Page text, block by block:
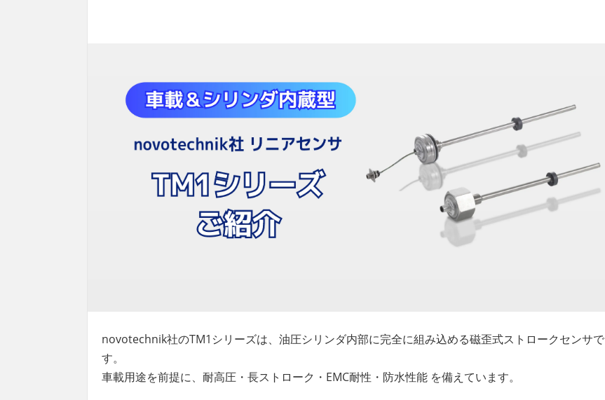
novotechnik社のTM1シリーズは、油圧シリンダ内部に完全に組み込める磁歪式ストロークセンサで
す。
車載用途を前提に、耐高圧・長ストローク・EMC耐性・防水性能 を備えています。